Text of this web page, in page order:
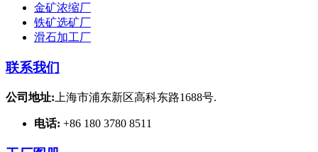
金矿浓缩厂
铁矿选矿厂
滑石加工厂
联系我们
公司地址: 上海市浦东新区高科东路1688号.
电话: +86 180 3780 8511